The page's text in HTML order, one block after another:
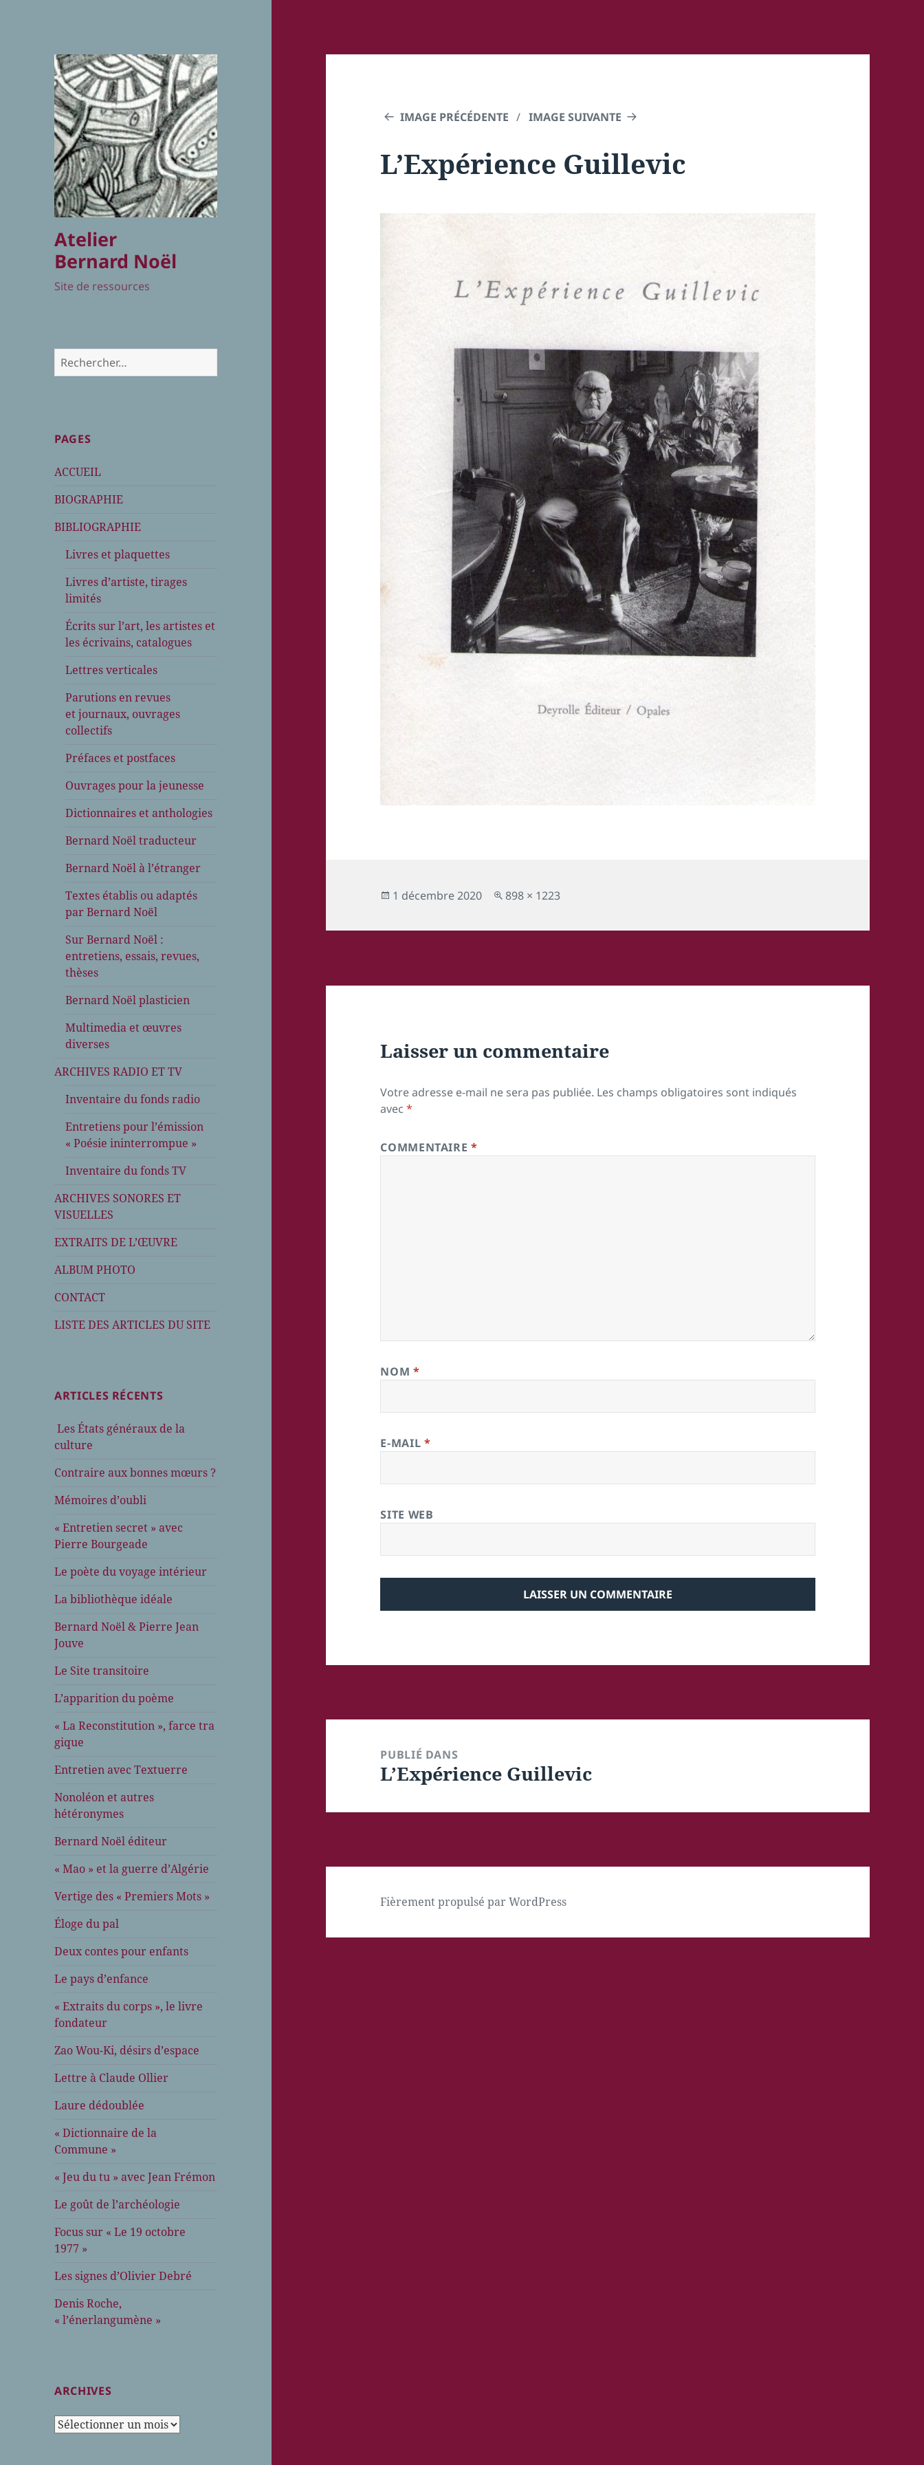
Atelier
Bernard Noël
Site de ressources
Rechercher :
PAGES
ACCUEIL
BIOGRAPHIE
BIBLIOGRAPHIE
Livres et plaquettes
Livres d’artiste, tirages
limités
Écrits sur l’art, les artistes et
les écrivains, catalogues
Lettres verticales
Parutions en revues
et journaux, ouvrages
collectifs
Préfaces et postfaces
Ouvrages pour la jeunesse
Dictionnaires et anthologies
Bernard Noël traducteur
Bernard Noël à l’étranger
Textes établis ou adaptés
par Bernard Noël
Sur Bernard Noël :
entretiens, essais, revues,
thèses
Bernard Noël plasticien
Multimedia et œuvres
diverses
ARCHIVES RADIO ET TV
Inventaire du fonds radio
Entretiens pour l’émission
« Poésie ininterrompue »
Inventaire du fonds TV
ARCHIVES SONORES ET
VISUELLES
EXTRAITS DE L’ŒUVRE
ALBUM PHOTO
CONTACT
LISTE DES ARTICLES DU SITE
ARTICLES RÉCENTS
Les États généraux de la
culture
Contraire aux bonnes mœurs ?
Mémoires d’oubli
« Entretien secret » avec
Pierre Bourgeade
Le poète du voyage intérieur
La bibliothèque idéale
Bernard Noël & Pierre Jean
Jouve
Le Site transitoire
L’apparition du poème
« La Reconstitution », farce tra
gique
Entretien avec Textuerre
Nonoléon et autres
hétéronymes
Bernard Noël éditeur
« Mao » et la guerre d’Algérie
Vertige des « Premiers Mots »
Éloge du pal
Deux contes pour enfants
Le pays d’enfance
« Extraits du corps », le livre
fondateur
Zao Wou-Ki, désirs d’espace
Lettre à Claude Ollier
Laure dédoublée
« Dictionnaire de la
Commune »
« Jeu du tu » avec Jean Frémon
Le goût de l’archéologie
Focus sur « Le 19 octobre
1977 »
Les signes d’Olivier Debré
Denis Roche,
« l’énerlangumène »
ARCHIVES
Archives
IMAGE PRÉCÉDENTE IMAGE SUIVANTE
L’Expérience Guillevic
Publié
1 décembre 2020
Taille
898 × 1223
Laisser un commentaire
Votre adresse e-mail ne sera pas publiée. Les champs obligatoires sont indiqués
avec*
COMMENTAIRE*
NOM *
E-MAIL *
SITE WEB
PUBLIÉ DANS
L’Expérience Guillevic
Fièrement propulsé par WordPress